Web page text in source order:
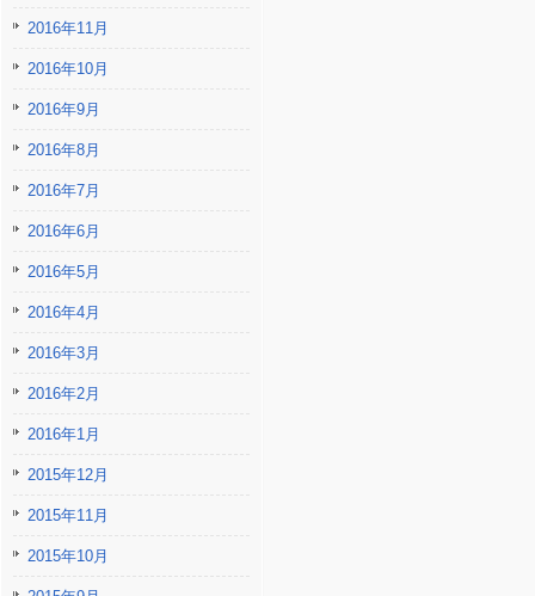
2016年11月
2016年10月
2016年9月
2016年8月
2016年7月
2016年6月
2016年5月
2016年4月
2016年3月
2016年2月
2016年1月
2015年12月
2015年11月
2015年10月